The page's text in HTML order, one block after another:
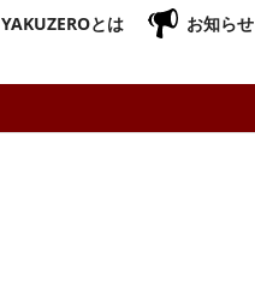
YAKUZEROとは お知らせ